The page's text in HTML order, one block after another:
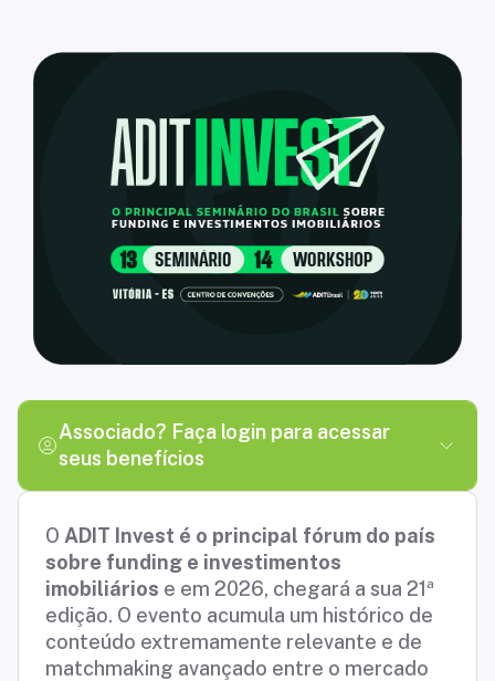
Associado? Faça login para acessar
seus benefícios
O ADIT Invest é o principal fórum do país
sobre funding e investimentos
imobiliários e em 2026, chegará a sua 21ª
edição. O evento acumula um histórico de
conteúdo extremamente relevante e de
matchmaking avançado entre o mercado